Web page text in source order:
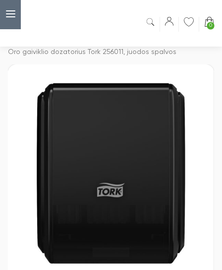
0
Oro gaiviklio dozatorius Tork 256011, juodos spalvos